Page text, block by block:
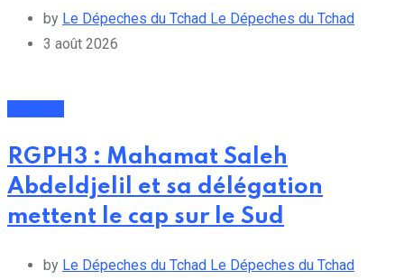
by Le Dépeches du Tchad Le Dépeches du Tchad
3 août 2026
RGPH3 : Mahamat Saleh
Abdeldjelil et sa délégation
mettent le cap sur le Sud
by Le Dépeches du Tchad Le Dépeches du Tchad